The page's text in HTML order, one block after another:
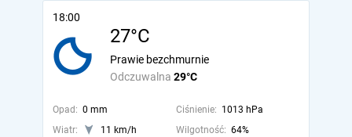
18:00
27°C
Odczuwalna 29°C
Prawie bezchmurnie
Opad: 0 mm Ciśnienie: 1013 hPa
Wiatr:
11 km/h Wilgotność: 64%